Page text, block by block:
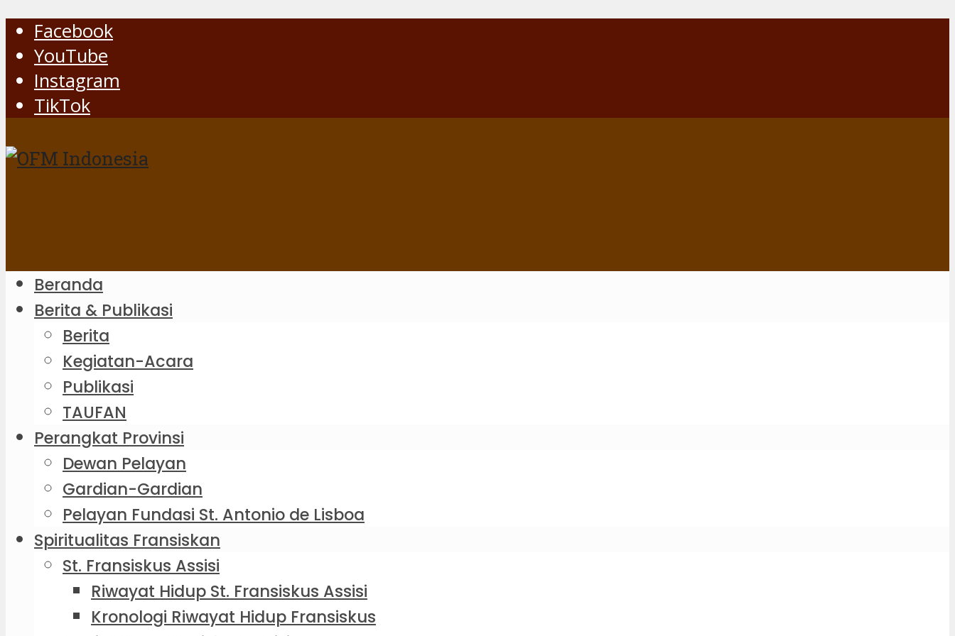
Facebook
YouTube
Instagram
TikTok
Beranda
Berita & Publikasi
Berita
Kegiatan-Acara
Publikasi
TAUFAN
Perangkat Provinsi
Dewan Pelayan
Gardian-Gardian
Pelayan Fundasi St. Antonio de Lisboa
Spiritualitas Fransiskan
St. Fransiskus Assisi
Riwayat Hidup St. Fransiskus Assisi
Kronologi Riwayat Hidup Fransiskus